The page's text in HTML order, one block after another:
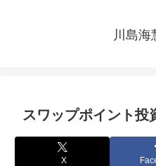
川島海
スワップポイント投
X